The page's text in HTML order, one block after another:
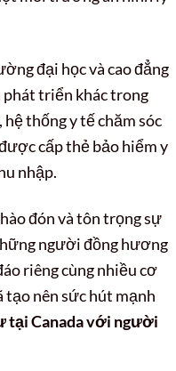
đại học và cao đẳng
phát triển khác trong
thống y tế chăm sóc
cấp thẻ bảo hiểm y
nhập.
đón và tôn trọng sự
người đồng hương
riêng cùng nhiều cơ
tạo nên sức hút mạnh
tại Canada với người